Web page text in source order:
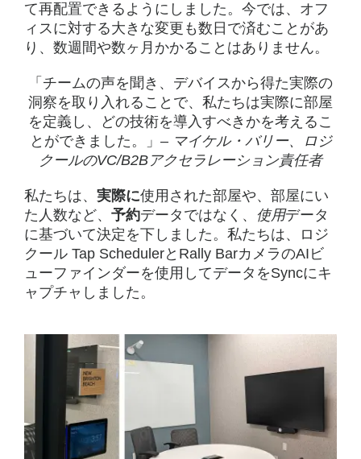
て再配置できるようにしました。今では、オフ
ィスに対する大きな変更も数日で済むことがあ
り、数週間や数ヶ月かかることはありません。
「チームの声を聞き、デバイスから得た実際の
洞察を取り入れることで、私たちは実際に部屋
を定義し、どの技術を導入すべきかを考えるこ
とができました。」– マイケル・バリー、ロジ
クールのVC/B2Bアクセラレーション責任者
私たちは、 実際に使用された部屋や、部屋にい
た人数など、 予約データではなく、 使用データ
に基づいて決定を下しました。私たちは、ロジ
クール Tap SchedulerとRally BarカメラのAIビ
ューファインダーを使用してデータをSyncにキ
ャプチャしました。